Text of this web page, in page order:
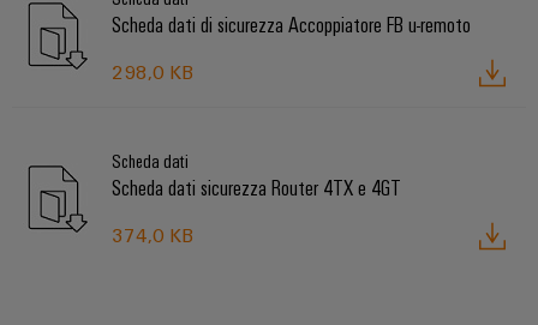
Scheda dati di sicurezza Accoppiatore FB u-remoto
298,0 KB
Scheda dati
Scheda dati sicurezza Router 4TX e 4GT
374,0 KB